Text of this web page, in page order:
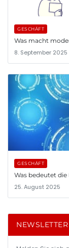
GESCHÄFT
Was macht
8. September 2025
GESCHÄFT
Was bedeutet
25. August 2025
NEWSLETTER